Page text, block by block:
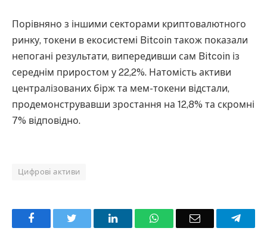
Порівняно з іншими секторами криптовалютного
ринку, токени в екосистемі Bitcoin також показали
непогані результати, випередивши сам Bitcoin із
середнім приростом у 22,2%. Натомість активи
централізованих бірж та мем-токени відстали,
продемонструвавши зростання на 12,8% та скромні
7% відповідно.
Цифрові активи
Facebook LinkedInWhatsAppEmail